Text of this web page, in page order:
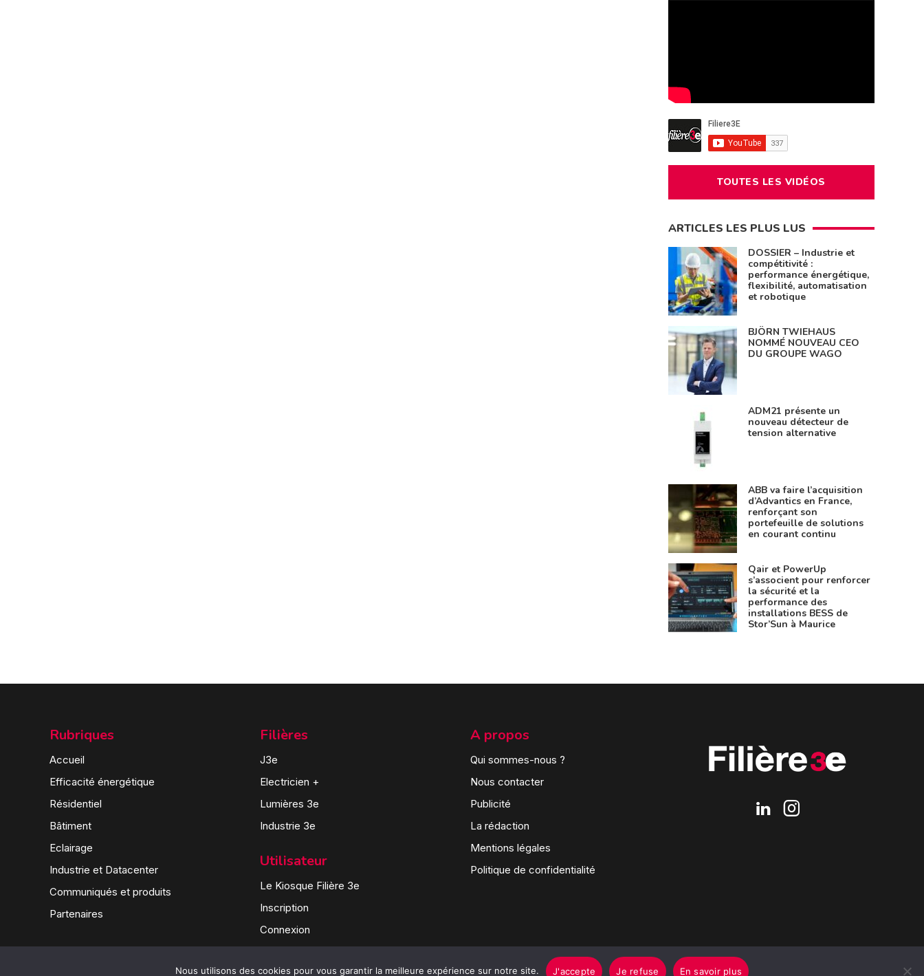
TOUTES LES VIDÉOS
ARTICLES LES PLUS LUS
DOSSIER – Industrie et
compétitivité :
performance énergétique,
flexibilité, automatisation
et robotique
BJÖRN TWIEHAUS
NOMMÉ NOUVEAU CEO
DU GROUPE WAGO
ADM21 présente un
nouveau détecteur de
tension alternative
ABB va faire l’acquisition
d’Advantics en France,
renforçant son
portefeuille de solutions
en courant continu
Qair et PowerUp
s’associent pour renforcer
la sécurité et la
performance des
installations BESS de
Stor’Sun à Maurice
Rubriques
Accueil
Efficacité énergétique
Résidentiel
Bâtiment
Eclairage
Industrie et Datacenter
Communiqués et produits
Partenaires
Filières
J3e
Electricien +
Lumières 3e
Industrie 3e
Utilisateur
Le Kiosque Filière 3e
Inscription
Connexion
A propos
Qui sommes-nous ?
Nous contacter
Publicité
La rédaction
Mentions légales
Politique de confidentialité
Nous utilisons des cookies pour vous garantir la meilleure expérience sur notre site. J'accepte Je refuse En savoir plus